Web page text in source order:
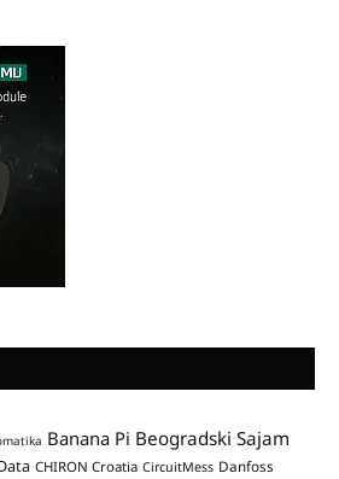
Banana Pi Beogradski Sajam
CHIRON Croatia CircuitMess Danfoss